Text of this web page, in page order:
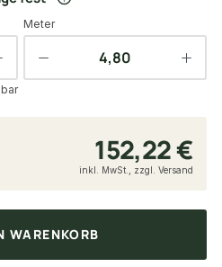
Meter
152,22 €
inkl. MwSt., zzgl. Versand
WARENKORB